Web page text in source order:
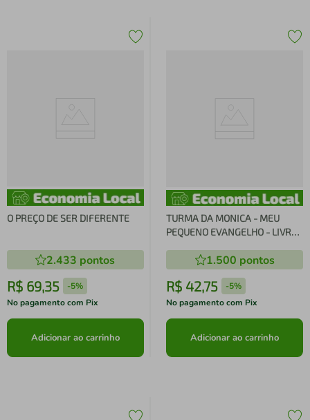
O PREÇO DE SER DIFERENTE
2.433 pontos
R$ 69,35 -5%
No pagamento com Pix
Adicionar ao carrinho
TURMA DA MONICA - MEU
PEQUENO EVANGELHO - LIVRO
1.500 pontos
R$ 42,75 -5%
No pagamento com Pix
Adicionar ao carrinho